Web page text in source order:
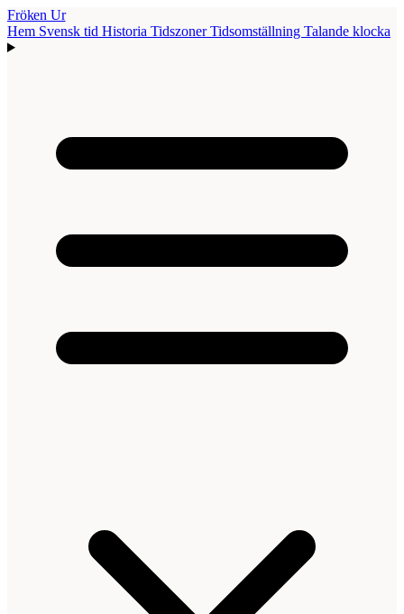
Fröken Ur
Hem Svensk tid Historia TidszonerTidsomställning Talande klocka